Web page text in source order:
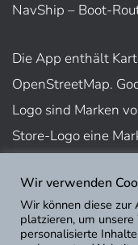
NavShip – Boot-
Die App enthält
OpenStreetMap.
Logo sind Marken
Store-Logo eine
Impressum
Datenschutz
Wir verwenden
Wir können diese zur
platzieren, um
personalisierte